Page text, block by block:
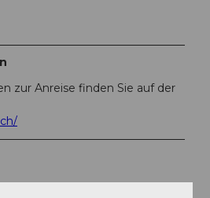
zur Anreise finden Sie auf der